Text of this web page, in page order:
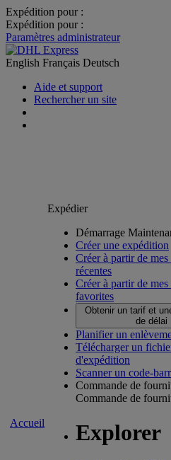
Expédition pour :
Expédition pour :
Paramètres administrateur
English Français Deutsch
Aide et support
Rechercher un site
Accueil
Expédier
Démarrage
Créer une expédition
Créer à partir de
récentes
Créer à partir de
favorites
Obtenir un tarif et
de délai
Planifier un
Télécharger un
d'expédition
Scanner un code-
Commande de
Commande de
Explorer